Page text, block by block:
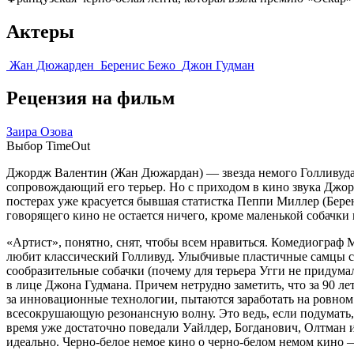
Актеры
Жан Дюжарден Беренис Бежо Джон Гудман
Рецензия на фильм
Заира Озова
Выбор TimeOut
Джордж Валентин (Жан Дюжардан) — звезда немого Голливуда
сопровождающий его терьер. Но с приходом в кино звука
постерах уже красуется бывшая статистка Пеппи Миллер
говорящего кино не остается ничего, кроме маленькой
«Артист», понятно, снят, чтобы всем нравиться.
любит классический Голливуд. Улыбчивые пластичные самцы
сообразительные собачки (почему для терьера Угги не
в лице Джона Гудмана. Причем нетрудно заметить, что за 90
за инновационные технологии, пытаются заработать на
всесокрушающую резонансную волну. Это ведь, если
время уже достаточно поведали Уайлдер, Богданович,
идеально. Черно-белое немое кино о черно-белом немом кино